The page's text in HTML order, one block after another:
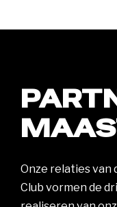
Onze relaties van
Club vormen de